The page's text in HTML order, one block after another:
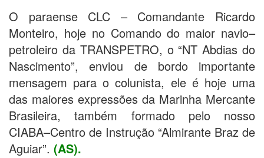
O paraense CLC – Comandante Ricardo
Monteiro, hoje no Comando do maior navio–
petroleiro da TRANSPETRO, o “NT Abdias do
Nascimento”, enviou de bordo importante
mensagem para o colunista, ele é hoje uma
das maiores expressões da Marinha Mercante
Brasileira, também formado pelo nosso
CIABA–Centro de Instrução “Almirante Braz de
Aguiar”. (AS).